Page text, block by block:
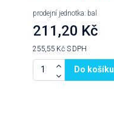
prodejní jednotka: bal
211,20 Kč
255,55 Kč S DPH
Do košíku